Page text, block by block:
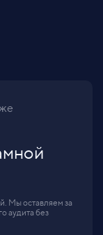
Мы оставляем за
аудита без